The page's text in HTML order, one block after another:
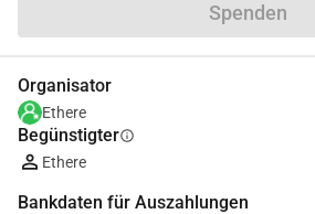
Spenden
Organisator
Ethere
Begünstigterinfo
Ethere
Bankdaten für Auszahlungen